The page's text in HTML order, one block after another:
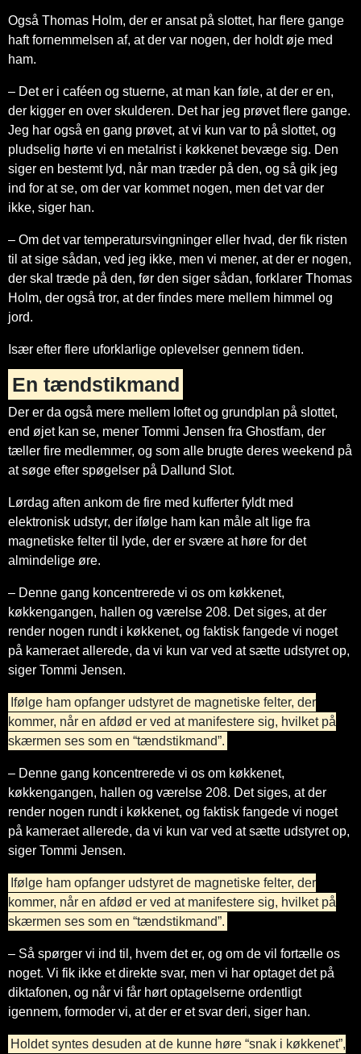
Også Thomas Holm, der er ansat på slottet, har flere gange
haft fornemmelsen af, at der var nogen, der holdt øje med
ham.
– Det er i caféen og stuerne, at man kan føle, at der er en,
der kigger en over skulderen. Det har jeg prøvet flere gange.
Jeg har også en gang prøvet, at vi kun var to på slottet, og
pludselig hørte vi en metalrist i køkkenet bevæge sig. Den
siger en bestemt lyd, når man træder på den, og så gik jeg
ind for at se, om der var kommet nogen, men det var der
ikke, siger han.
– Om det var temperatursvingninger eller hvad, der fik risten
til at sige sådan, ved jeg ikke, men vi mener, at der er nogen,
der skal træde på den, før den siger sådan, forklarer Thomas
Holm, der også tror, at der findes mere mellem himmel og
jord.
Især efter flere uforklarlige oplevelser gennem tiden.
En tændstikmand
Der er da også mere mellem loftet og grundplan på slottet,
end øjet kan se, mener Tommi Jensen fra Ghostfam, der
tæller fire medlemmer, og som alle brugte deres weekend på
at søge efter spøgelser på Dallund Slot.
Lørdag aften ankom de fire med kufferter fyldt med
elektronisk udstyr, der ifølge ham kan måle alt lige fra
magnetiske felter til lyde, der er svære at høre for det
almindelige øre.
– Denne gang koncentrerede vi os om køkkenet,
køkkengangen, hallen og værelse 208. Det siges, at der
render nogen rundt i køkkenet, og faktisk fangede vi noget
på kameraet allerede, da vi kun var ved at sætte udstyret op,
siger Tommi Jensen.
Ifølge ham opfanger udstyret de magnetiske felter, der
kommer, når en afdød er ved at manifestere sig, hvilket på
skærmen ses som en “tændstikmand”.
– Denne gang koncentrerede vi os om køkkenet,
køkkengangen, hallen og værelse 208. Det siges, at der
render nogen rundt i køkkenet, og faktisk fangede vi noget
på kameraet allerede, da vi kun var ved at sætte udstyret op,
siger Tommi Jensen.
Ifølge ham opfanger udstyret de magnetiske felter, der
kommer, når en afdød er ved at manifestere sig, hvilket på
skærmen ses som en “tændstikmand”.
– Så spørger vi ind til, hvem det er, og om de vil fortælle os
noget. Vi fik ikke et direkte svar, men vi har optaget det på
diktafonen, og når vi får hørt optagelserne ordentligt
igennem, formoder vi, at der er et svar deri, siger han.
Holdet syntes desuden at de kunne høre “snak i køkkenet”,